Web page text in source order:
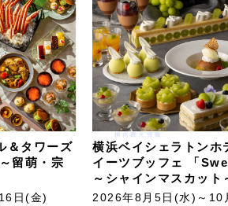
＆タワーズ
留萌・宗
日(金)
横浜ベイシェラトン
イーツブッフェ 「
～シャインマスカット
2026年8月5日(水)～10